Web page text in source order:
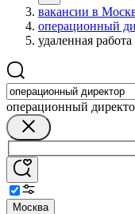
вакансии в
операционный
удаленная работа
операционный
Москва